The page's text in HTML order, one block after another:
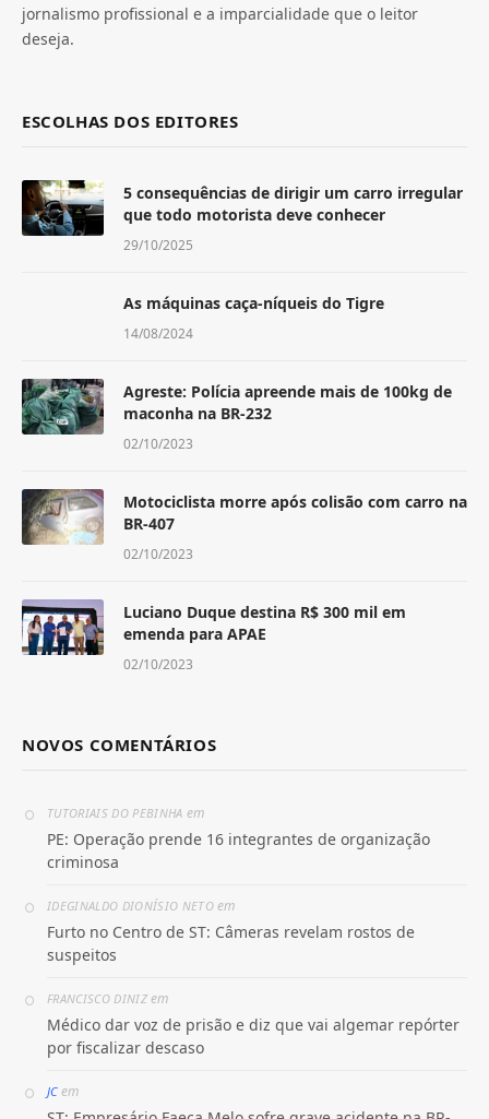
jornalismo profissional e a imparcialidade que o leitor
deseja.
ESCOLHAS DOS EDITORES
5 consequências de dirigir um carro irregular
que todo motorista deve conhecer
29/10/2025
As máquinas caça-níqueis do Tigre
14/08/2024
Agreste: Polícia apreende mais de 100kg de
maconha na BR-232
02/10/2023
Motociclista morre após colisão com carro na
BR-407
02/10/2023
Luciano Duque destina R$ 300 mil em
emenda para APAE
02/10/2023
NOVOS COMENTÁRIOS
TUTORIAIS DO PEBINHA em
PE: Operação prende 16 integrantes de organização
criminosa
IDEGINALDO DIONÍSIO NETOem
Furto no Centro de ST: Câmeras revelam rostos de
suspeitos
FRANCISCO DINIZem
Médico dar voz de prisão e diz que vai algemar repórter
por fiscalizar descaso
JCem